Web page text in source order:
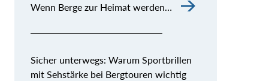
Wenn Berge zur Heimat werden…
Sicher unterwegs: Warum Sportbrillen
mit Sehstärke bei Bergtouren wichtig